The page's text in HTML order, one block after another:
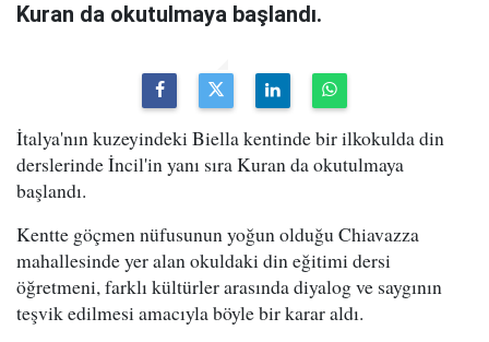
Kuran da okutulmaya başlandı.
İtalya'nın kuzeyindeki Biella kentinde bir ilkokulda din
derslerinde İncil'in yanı sıra Kuran da okutulmaya
başlandı.
Kentte göçmen nüfusunun yoğun olduğu Chiavazza
mahallesinde yer alan okuldaki din eğitimi dersi
öğretmeni, farklı kültürler arasında diyalog ve saygının
teşvik edilmesi amacıyla böyle bir karar aldı.